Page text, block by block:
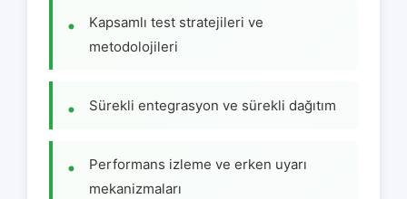
Kapsamlı test stratejileri ve
metodolojileri
Sürekli entegrasyon ve sürekli dağıtım
Performans izleme ve erken uyarı
mekanizmaları